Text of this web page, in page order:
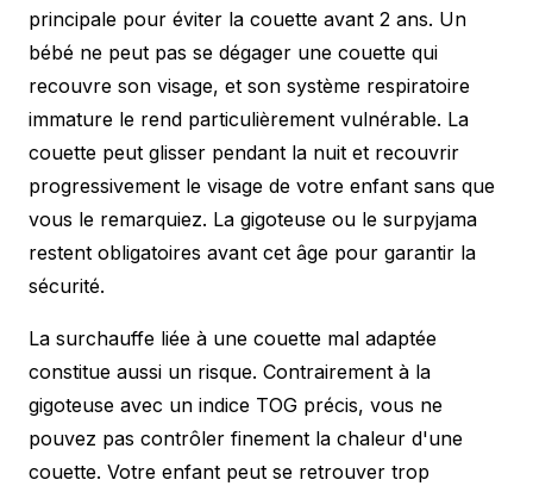
principale pour éviter la couette avant 2 ans. Un
bébé ne peut pas se dégager une couette qui
recouvre son visage, et son système respiratoire
immature le rend particulièrement vulnérable. La
couette peut glisser pendant la nuit et recouvrir
progressivement le visage de votre enfant sans que
vous le remarquiez. La gigoteuse ou le surpyjama
restent obligatoires avant cet âge pour garantir la
sécurité.
La surchauffe liée à une couette mal adaptée
constitue aussi un risque. Contrairement à la
gigoteuse avec un indice TOG précis, vous ne
pouvez pas contrôler finement la chaleur d'une
couette. Votre enfant peut se retrouver trop